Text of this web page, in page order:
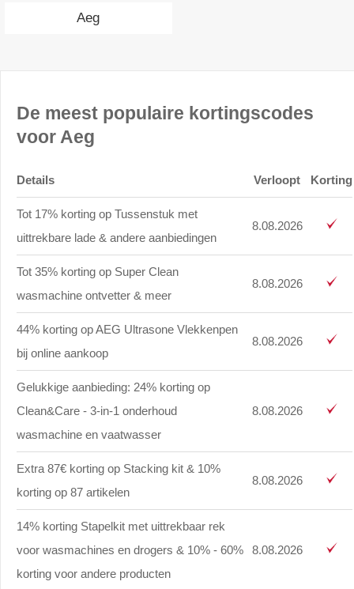
Aeg
De meest populaire kortingscodes
voor Aeg
Details Verloopt Korting
Tot 17% korting op Tussenstuk met
uittrekbare lade & andere aanbiedingen
8.08.2026
Tot 35% korting op Super Clean
wasmachine ontvetter & meer
8.08.2026
44% korting op AEG Ultrasone Vlekkenpen
bij online aankoop
8.08.2026
Gelukkige aanbieding: 24% korting op
Clean&Care - 3-in-1 onderhoud
wasmachine en vaatwasser
8.08.2026
Extra 87€ korting op Stacking kit & 10%
korting op 87 artikelen
8.08.2026
14% korting Stapelkit met uittrekbaar rek
voor wasmachines en drogers & 10% - 60%
korting voor andere producten
8.08.2026